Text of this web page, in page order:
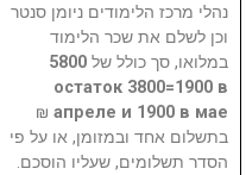
נהלי מרכז הלימודים ניומן סנטר
וכן לשלם את שכר הלימוד
במלואו, סך כולל של 5800
остаток 3800=1900 в
апреле и 1900 в мае
₪
בתשלום אחד ובמזומן, או על פי
הסדר תשלומים, שעליו הוסכם.